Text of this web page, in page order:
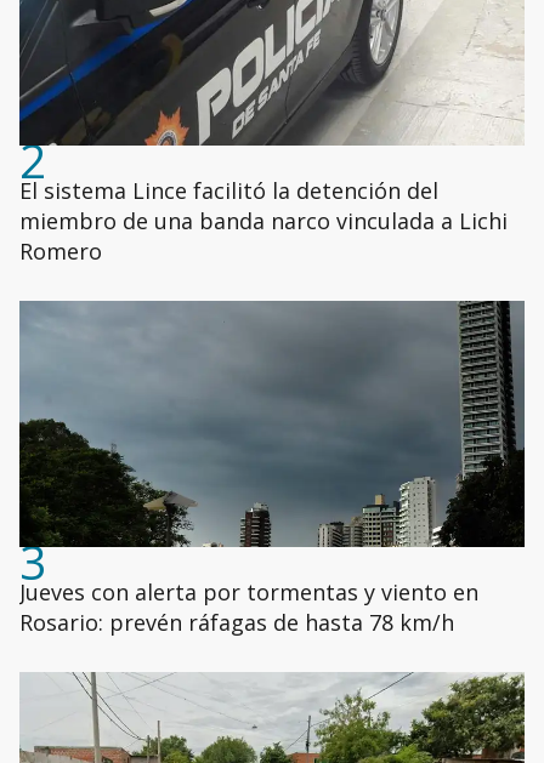
2
El sistema Lince facilitó la detención del
miembro de una banda narco vinculada a Lichi
Romero
3
Jueves con alerta por tormentas y viento en
Rosario: prevén ráfagas de hasta 78 km/h